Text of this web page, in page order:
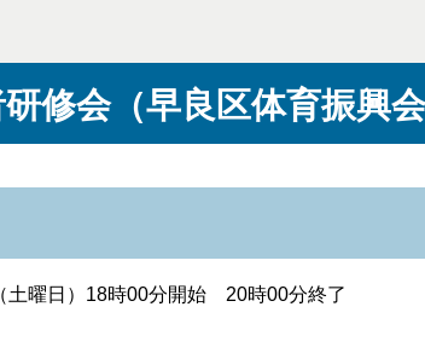
修会（早良区体育振興会
曜日）18時00分開始 20時00分終了